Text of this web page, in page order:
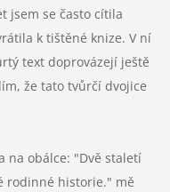
jsem se často cítila
k tištěné knize. V ní
text doprovázejí ještě
že tato tvůrčí dvojice
na obálce: "Dvě staletí
rodinné historie." mě